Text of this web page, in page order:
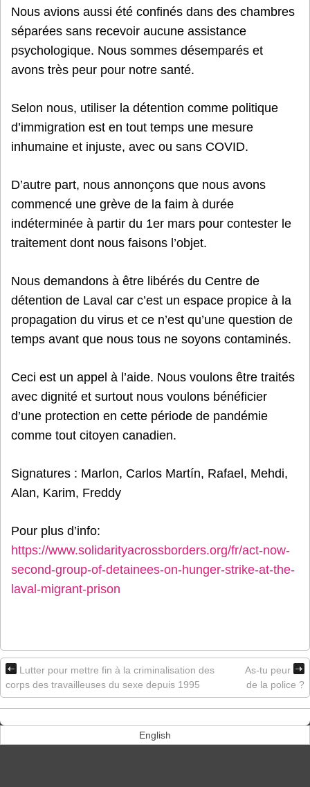
Nous avions aussi été confinés dans des chambres
séparées sans recevoir aucune assistance
psychologique. Nous sommes désemparés et
avons très peur pour notre santé.
Selon nous, utiliser la détention comme politique
d’immigration est en tout temps une mesure
inhumaine et injuste, avec ou sans COVID.
D’autre part, nous annonçons que nous avons
commencé une grève de la faim à durée
indéterminée à partir du 1er mars pour contester le
traitement dont nous faisons l’objet.
Nous demandons à être libérés du Centre de
détention de Laval car c’est un espace propice à la
propagation du virus et ce n’est qu’une question de
temps avant que nous tous ne soyons contaminés.
Ceci est un appel à l’aide. Nous voulons être traités
avec dignité et surtout nous voulons bénéficier
d’une protection en cette période de pandémie
comme tout citoyen canadien.
Signatures : Marlon, Carlos Martín, Rafael, Mehdi,
Alan, Karim, Freddy
Pour plus d’info:
https://www.solidarityacrossborders.org/fr/act-now-
second-group-of-detainees-on-hunger-strike-at-the-
laval-migrant-prison
Lutter pour mettre fin à la criminalisation des
corps des travailleuses du sexe depuis 1995
As-tu peur
de la police ?
English